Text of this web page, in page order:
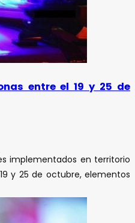
entre el 19 y 25 de
implementados en territorio
y 25 de octubre, elementos